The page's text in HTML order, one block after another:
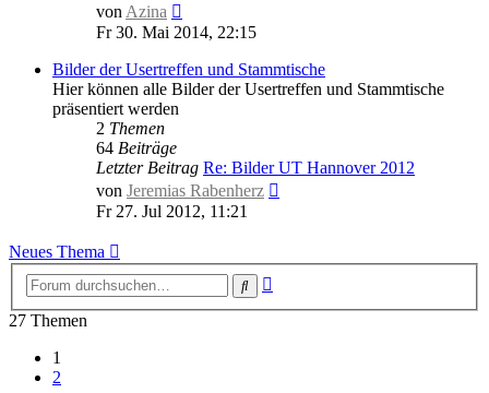
von Azina
Beitrag
Fr 30. Mai 2014, 22:15
Bilder der Usertreffen und Stammtische
Hier können alle Bilder der Usertreffen und Stammtische
präsentiert werden
2 Themen
64 Beiträge
Letzter Beitrag Re: Bilder UT Hannover 2012
von Jeremias Rabenherz
Fr 27. Jul 2012, 11:21
Neues Thema
Suche
27 Themen
1
2